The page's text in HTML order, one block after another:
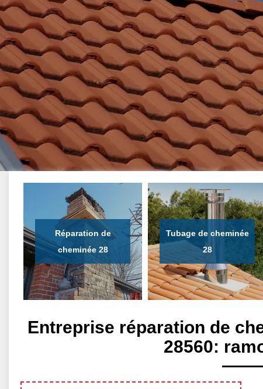
Réparation de
cheminée 28
Tubage de cheminée
28
Entreprise réparation de
28560: